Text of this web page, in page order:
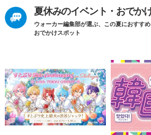
夏休みのイベント・おでか
ウォーカー編集部が選ぶ、この夏におすす
おでかけスポット